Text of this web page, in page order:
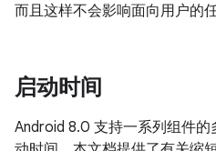
而且这样不会影响面向用户的
启动时间
Android 8.0 支持一系列组件